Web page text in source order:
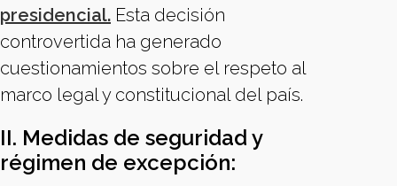
presidencial. Esta decisión
controvertida ha generado
cuestionamientos sobre el respeto al
marco legal y constitucional del país.
II. Medidas de seguridad y
régimen de excepción: